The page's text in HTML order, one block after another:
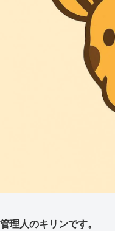
管理人のキリンです。